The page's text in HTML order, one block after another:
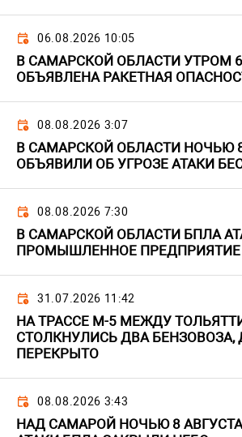
06.08.2026 10:05
В САМАРСКОЙ ОБЛАСТИ УТРОМ
ОБЪЯВЛЕНА РАКЕТНАЯ
08.08.2026 3:07
В САМАРСКОЙ ОБЛАСТИ НОЧЬЮ
ОБЪЯВИЛИ ОБ УГРОЗЕ АТАКИ
08.08.2026 7:30
В САМАРСКОЙ ОБЛАСТИ БПЛА
ПРОМЫШЛЕННОЕ ПРЕДПРИЯТИЕ
31.07.2026 11:42
НА ТРАССЕ М-5 МЕЖДУ
СТОЛКНУЛИСЬ ДВА
ПЕРЕКРЫТО
08.08.2026 3:43
НАД САМАРОЙ НОЧЬЮ 8